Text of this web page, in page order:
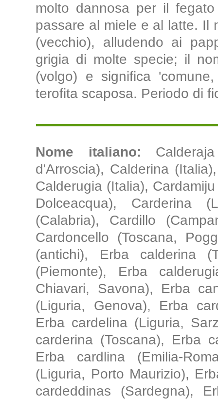
molto dannosa per il
passare al miele e al latte. Il
(vecchio), alludendo ai
grigia di molte specie; il
(volgo) e significa
terofita scaposa. Periodo di
Nome italiano:
d'Arroscia), Calderina
Calderugia (Italia),
Dolceacqua), Carderina
(Calabria), Cardillo
Cardoncello (Toscana,
(antichi), Erba calderina
(Piemonte), Erba
Chiavari, Savona), Erba
(Liguria, Genova), Erba
Erba cardelina (Liguria,
carderina (Toscana), Erba
Erba cardlina (Emilia-
(Liguria, Porto Maurizio),
cardeddinas (Sardegna),